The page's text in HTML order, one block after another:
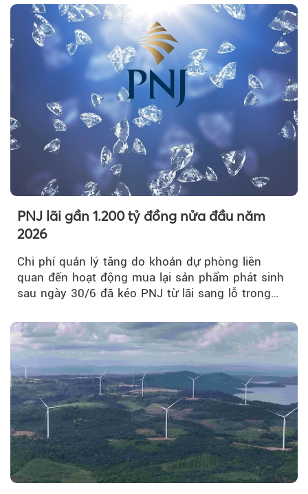
PNJ lãi gần 1.200 tỷ đồng nửa đầu năm
2026
Chi phí quản lý tăng do khoản dự phòng liên
quan đến hoạt động mua lại sản phẩm phát sinh
sau ngày 30/6 đã kéo PNJ từ lãi sang lỗ trong